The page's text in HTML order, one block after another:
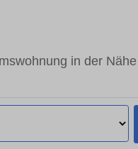
in der